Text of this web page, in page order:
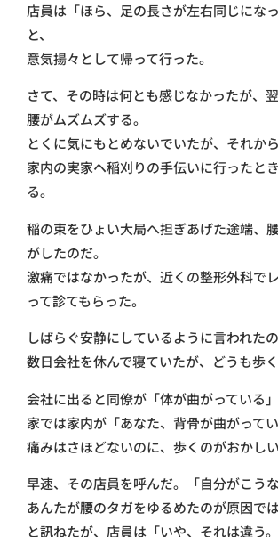
店員は「ほら、足の長さが左右同じにな
と、
意気揚々として帰って行った。
さて、その時は何とも感じなかったが、
腰がムズムズする。
とくに気にもとめないでいたが、それか
家内の実家ヘ稲刈りの手伝いに行ったと
る。
稲の束をひょい大局へ担ぎあげた途端、
がしたのだ。
激痛ではなかったが、近くの整形外科で
って診てもらった。
しばらぐ安静にしているように言われた
数日会社を休んで寝ていたが、どうも歩く
会社に出ると同僚が「体が曲がっている」
家では家内が「あなた、背骨が曲がってい
痛みはさほどないのに、歩くのがおかしい
早速、その店員を呼んだ。「自分がこうな
あんたが腰のタガをゆるめたのが原因では
と訊ねたが、店員は「いや、それは違う。